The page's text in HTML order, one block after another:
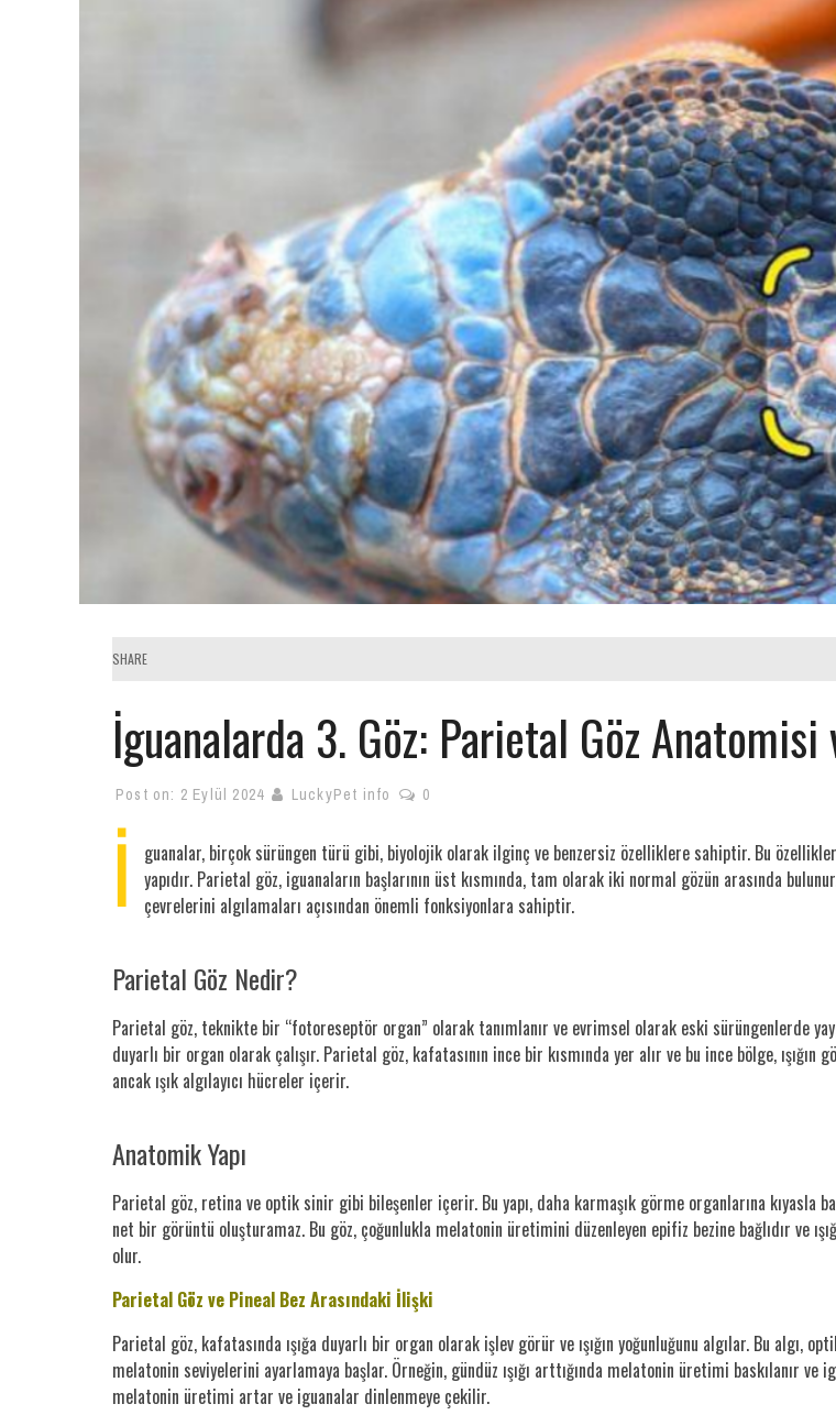
SHARE
İguanalarda 3. Göz: Parietal Göz Anatomisi
Post on: 2 Eylül 2024 LuckyPet info 0
İ
guanalar, birçok sürüngen türü gibi, biyolojik olarak ilginç ve benzersiz özelliklere sahiptir. Bu
yapıdır. Parietal göz, iguanaların başlarının üst kısmında, tam olarak iki normal gözün arasında
çevrelerini algılamaları açısından önemli fonksiyonlara sahiptir.
Parietal Göz Nedir?
Parietal göz, teknikte bir “fotoreseptör organ” olarak tanımlanır ve evrimsel olarak eski sürüngenlerde
duyarlı bir organ olarak çalışır. Parietal göz, kafatasının ince bir kısmında yer alır ve bu ince bölge,
ancak ışık algılayıcı hücreler içerir.
Anatomik Yapı
Parietal göz, retina ve optik sinir gibi bileşenler içerir. Bu yapı, daha karmaşık görme organlarına
net bir görüntü oluşturamaz. Bu göz, çoğunlukla melatonin üretimini düzenleyen epifiz bezine bağlıdır ve
olur.
Parietal Göz ve Pineal Bez Arasındaki İlişki
Parietal göz, kafatasında ışığa duyarlı bir organ olarak işlev görür ve ışığın yoğunluğunu algılar. Bu algı,
melatonin seviyelerini ayarlamaya başlar. Örneğin, gündüz ışığı arttığında melatonin üretimi baskılanır ve
melatonin üretimi artar ve iguanalar dinlenmeye çekilir.